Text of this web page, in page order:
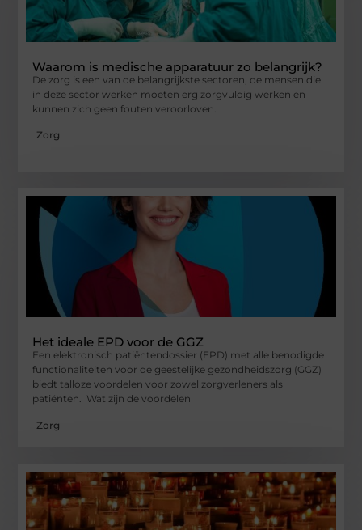
Waarom is medische apparatuur zo belangrijk?
De zorg is een van de belangrijkste sectoren, de mensen die
in deze sector werken moeten erg zorgvuldig werken en
kunnen zich geen fouten veroorloven.
Zorg
Het ideale EPD voor de GGZ
Een elektronisch patiëntendossier (EPD) met alle benodigde
functionaliteiten voor de geestelijke gezondheidszorg (GGZ)
biedt talloze voordelen voor zowel zorgverleners als
patiënten. Wat zijn de voordelen
Zorg